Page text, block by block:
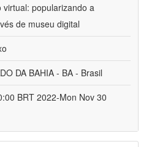
virtual: popularizando a
de museu digital
DA BAHIA - BA - Brasil
BRT 2022-Mon Nov 30